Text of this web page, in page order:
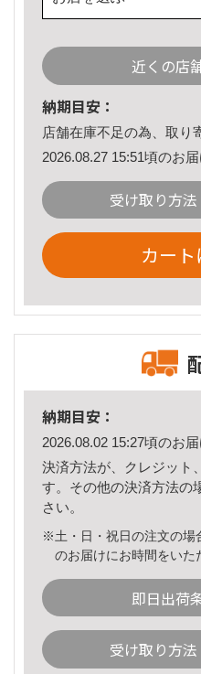
近くの店
納期目安：
店舗在庫不足の為、取り
2026.08.27 15:51頃のお届
受け取り方
カー
納期目安：
2026.08.02 15:27頃のお届
決済方法が、クレジット
す。その他の決済方法の
さい。
※土・日・祝日の注文の場
のお届けにお時間をいた
即日出荷
受け取り方